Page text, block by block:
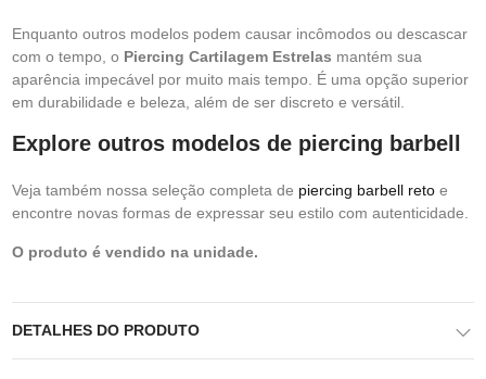
Enquanto outros modelos podem causar incômodos ou descascar
com o tempo, o Piercing Cartilagem Estrelas mantém sua
aparência impecável por muito mais tempo. É uma opção superior
em durabilidade e beleza, além de ser discreto e versátil.
Explore outros modelos de piercing barbell
Veja também nossa seleção completa de piercing barbell reto e
encontre novas formas de expressar seu estilo com autenticidade.
O produto é vendido na unidade.
DETALHES DO PRODUTO